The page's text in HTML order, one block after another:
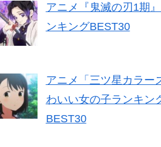
アニメ『鬼滅の刃1期
ンキングBEST30
アニメ「三ツ星カラー
わいい女の子ランキン
BEST30